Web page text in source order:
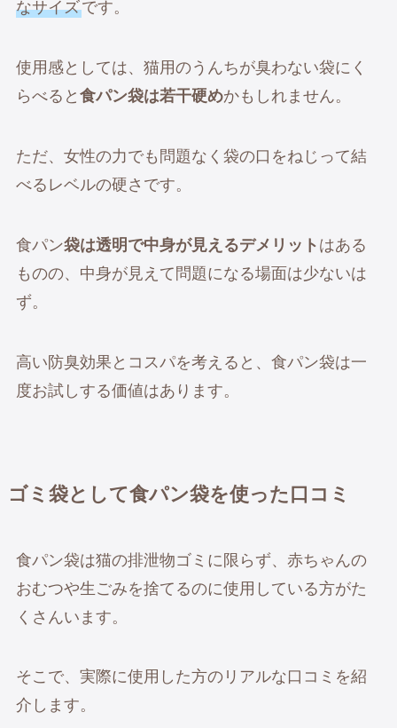
なサイズです。
使用感としては、猫用のうんちが臭わない袋にく
らべると 食パン袋は若干硬めかもしれません。
ただ、女性の力でも問題なく袋の口をねじって結
べるレベルの硬さです。
食パン袋は透明で中身が見えるデメリット はある
ものの、中身が見えて問題になる場面は少ないは
ず。
高い防臭効果とコスパを考えると、食パン袋は一
度お試しする価値はあります。
ゴミ袋として食パン袋を使った口コミ
食パン袋は猫の排泄物ゴミに限らず、赤ちゃんの
おむつや生ごみを捨てるのに使用している方がた
くさんいます。
そこで、実際に使用した方のリアルな口コミを紹
介します。